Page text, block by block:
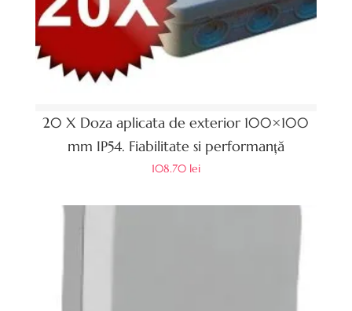
20 X Doza aplicata de exterior 100×100
mm IP54. Fiabilitate si performanță
108.70 lei